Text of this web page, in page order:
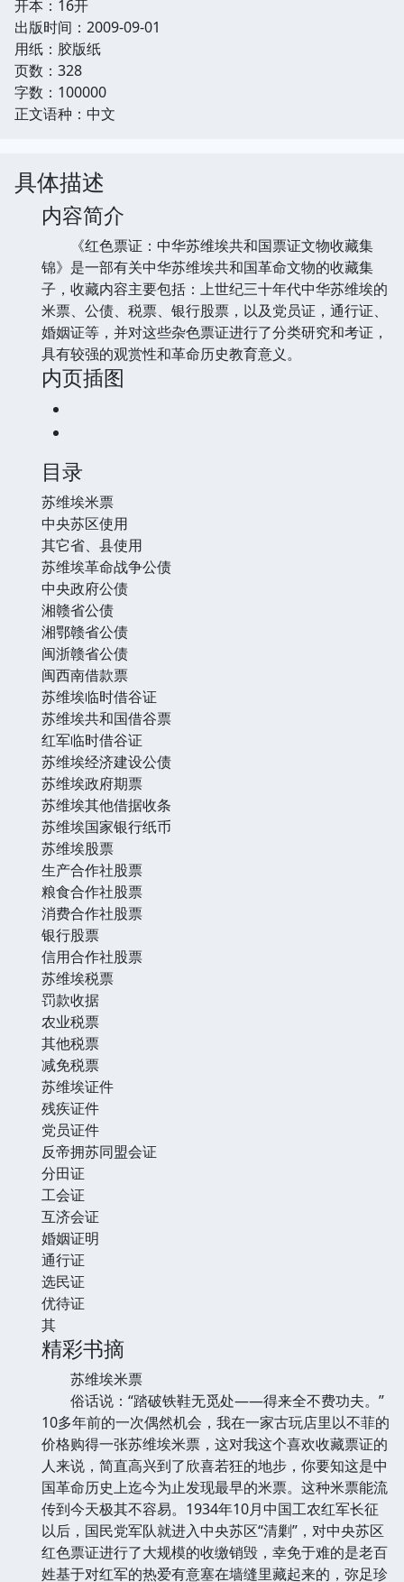
开本：16开
出版时间：2009-09-01
用纸：胶版纸
页数：328
字数：100000
正文语种：中文
具体描述
内容简介
《红色票证：中华苏维埃共和国票证文物收藏集
锦》是一部有关中华苏维埃共和国革命文物的收藏集
子，收藏内容主要包括：上世纪三十年代中华苏维埃的
米票、公债、税票、银行股票，以及党员证，通行证、
婚姻证等，并对这些杂色票证进行了分类研究和考证，
具有较强的观赏性和革命历史教育意义。
内页插图
目录
苏维埃米票
中央苏区使用
其它省、县使用
苏维埃革命战争公债
中央政府公债
湘赣省公债
湘鄂赣省公债
闽浙赣省公债
闽西南借款票
苏维埃临时借谷证
苏维埃共和国借谷票
红军临时借谷证
苏维埃经济建设公债
苏维埃政府期票
苏维埃其他借据收条
苏维埃国家银行纸币
苏维埃股票
生产合作社股票
粮食合作社股票
消费合作社股票
银行股票
信用合作社股票
苏维埃税票
罚款收据
农业税票
其他税票
减免税票
苏维埃证件
残疾证件
党员证件
反帝拥苏同盟会证
分田证
工会证
互济会证
婚姻证明
通行证
选民证
优待证
其
精彩书摘
苏维埃米票
俗话说：“踏破铁鞋无觅处——得来全不费功夫。”
10多年前的一次偶然机会，我在一家古玩店里以不菲的
价格购得一张苏维埃米票，这对我这个喜欢收藏票证的
人来说，简直高兴到了欣喜若狂的地步，你要知这是中
国革命历史上迄今为止发现最早的米票。这种米票能流
传到今天极其不容易。1934年10月中国工农红军长征
以后，国民党军队就进入中央苏区“清剿”，对中央苏区
红色票证进行了大规模的收缴销毁，幸免于难的是老百
姓基于对红军的热爱有意塞在墙缝里藏起来的，弥足珍